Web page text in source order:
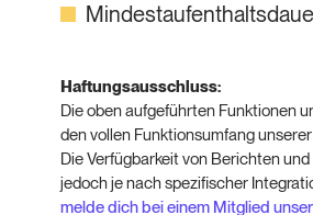
Haftungsausschluss:
Die oben aufgeführten Funktionen
den vollen Funktionsumfang
Die Verfügbarkeit von Berichten
jedoch je nach spezifischer
melde dich bei einem Mitglied